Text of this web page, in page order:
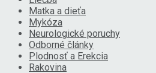
Matka a dieťa
Mykóza
Neurologické poruchy
Odborné články
Plodnosť a Erekcia
Rakovina